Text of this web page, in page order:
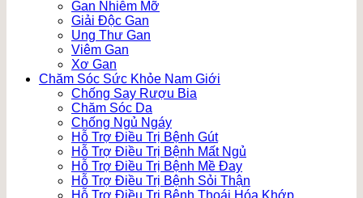
Gan Nhiễm Mỡ
Giải Độc Gan
Ung Thư Gan
Viêm Gan
Xơ Gan
Chăm Sóc Sức Khỏe Nam Giới
Chống Say Rượu Bia
Chăm Sóc Da
Chống Ngủ Ngáy
Hỗ Trợ Điều Trị Bệnh Gút
Hỗ Trợ Điều Trị Bệnh Mất Ngủ
Hỗ Trợ Điều Trị Bệnh Mề Đay
Hỗ Trợ Điều Trị Bệnh Sỏi Thận
Hỗ Trợ Điều Trị Bệnh Thoái Hóa Khớp